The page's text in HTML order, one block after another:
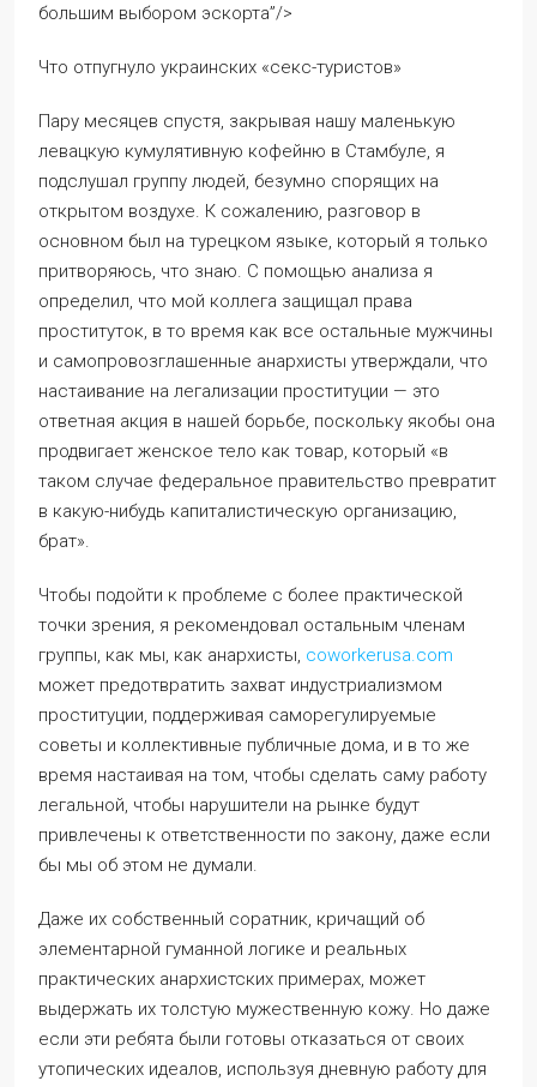
большим выбором эскорта”/>
Что отпугнуло украинских «секс-туристов»
Пару месяцев спустя, закрывая нашу маленькую
левацкую кумулятивную кофейню в Стамбуле, я
подслушал группу людей, безумно спорящих на
открытом воздухе. К сожалению, разговор в
основном был на турецком языке, который я только
притворяюсь, что знаю. С помощью анализа я
определил, что мой коллега защищал права
проституток, в то время как все остальные мужчины
и самопровозглашенные анархисты утверждали, что
настаивание на легализации проституции — это
ответная акция в нашей борьбе, поскольку якобы она
продвигает женское тело как товар, который «в
таком случае федеральное правительство превратит
в какую-нибудь капиталистическую организацию,
брат».
Чтобы подойти к проблеме с более практической
точки зрения, я рекомендовал остальным членам
группы, как мы, как анархисты, coworkerusa.com
может предотвратить захват индустриализмом
проституции, поддерживая саморегулируемые
советы и коллективные публичные дома, и в то же
время настаивая на том, чтобы сделать саму работу
легальной, чтобы нарушители на рынке будут
привлечены к ответственности по закону, даже если
бы мы об этом не думали.
Даже их собственный соратник, кричащий об
элементарной гуманной логике и реальных
практических анархистских примерах, может
выдержать их толстую мужественную кожу. Но даже
если эти ребята были готовы отказаться от своих
утопических идеалов, используя дневную работу для